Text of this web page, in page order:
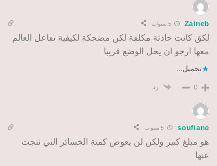
Zaineb 5 سنوات
لكق كانت حادثة مكلفة لكن مضحكة لكيفية تفاعل العالم
معها ارجو ان يحل الوضع قريبا
تحميل...
0 رد
soufiane
هو مبلغ كبير ولكن لن يعوض كمية الخسائر التي نتجت
عنها